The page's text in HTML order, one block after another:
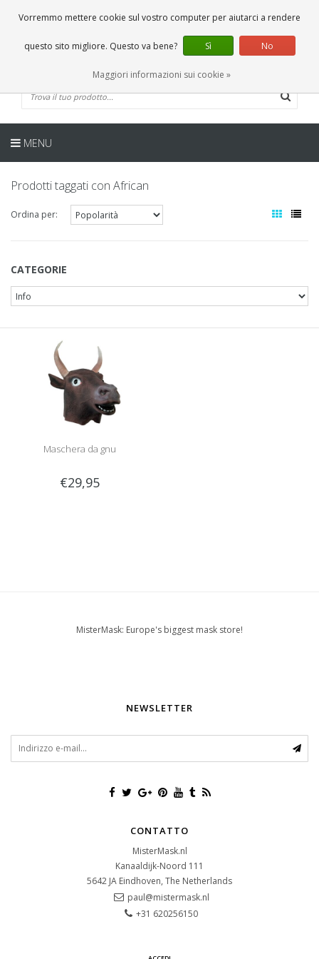
0 Articoli
IT
MENU
Prodotti taggati con African
Ordina per:
CATEGORIE
Maschera da gnu
€29,95
MisterMask: Europe's biggest mask store!
NEWSLETTER
CONTATTO
MisterMask.nl
Kanaaldijk-Noord 111
5642 JA Eindhoven, The Netherlands
paul@mistermask.nl
+31 620256150
Vorremmo mettere cookie sul vostro computer per aiutarci a rendere
questo sito migliore. Questo va bene? Sì No
Maggiori informazioni sui cookie »